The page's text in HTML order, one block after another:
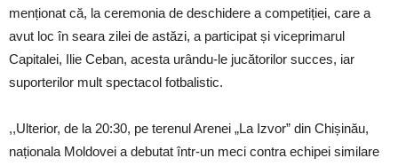
menționat că, la ceremonia de deschidere a competiției, care a
avut loc în seara zilei de astăzi, a participat și viceprimarul
Capitalei, Ilie Ceban, acesta urându-le jucătorilor succes, iar
suporterilor mult spectacol fotbalistic.
,,Ulterior, de la 20:30, pe terenul Arenei „La Izvor” din Chișinău,
naționala Moldovei a debutat într-un meci contra echipei similare